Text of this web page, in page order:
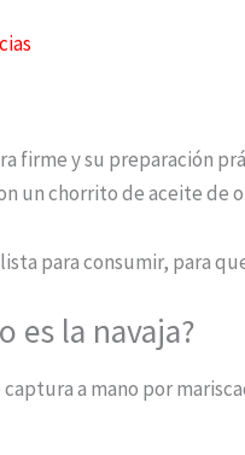
firme y su preparación
un chorrito de aceite de
para consumir, para
es la navaja?
a mano por